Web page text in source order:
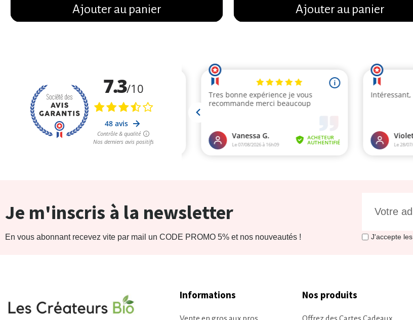
Ajouter au panier Ajouter au panier
Je m'inscris à la newsletter
En vous abonnant recevez vite par mail un CODE PROMO 5% et nos nouveautés ! J'accepte les
Informations
Vente en gros aux pros
Nos produits
Offrez des Cartes Cadeaux